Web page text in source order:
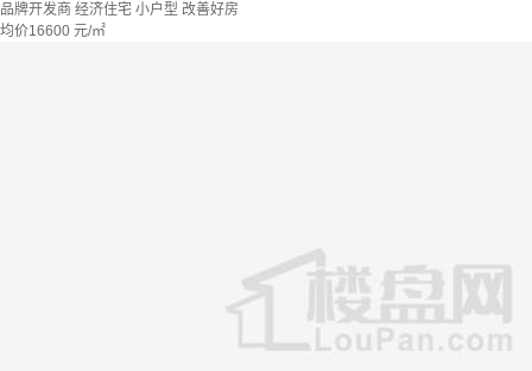
品牌开发商 经济住宅 小户型 改善好房
均价16600 元/㎡